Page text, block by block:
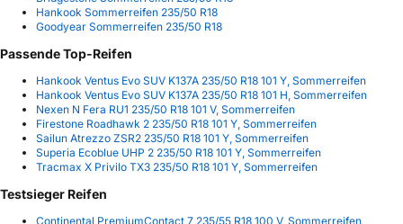
Hankook Sommerreifen 235/50 R18
Goodyear Sommerreifen 235/50 R18
Passende Top-Reifen
Hankook Ventus Evo SUV K137A 235/50 R18 101 Y, Sommerreifen
Hankook Ventus Evo SUV K137A 235/50 R18 101 H, Sommerreifen
Nexen N Fera RU1 235/50 R18 101 V, Sommerreifen
Firestone Roadhawk 2 235/50 R18 101 Y, Sommerreifen
Sailun Atrezzo ZSR2 235/50 R18 101 Y, Sommerreifen
Superia Ecoblue UHP 2 235/50 R18 101 Y, Sommerreifen
Tracmax X Privilo TX3 235/50 R18 101 Y, Sommerreifen
Testsieger Reifen
Continental PremiumContact 7 235/55 R18 100 V, Sommerreifen